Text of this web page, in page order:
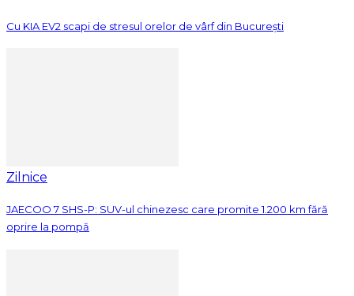
Cu KIA EV2 scapi de stresul orelor de vârf din București
Zilnice
JAECOO 7 SHS-P: SUV-ul chinezesc care promite 1.200 km fără
oprire la pompă